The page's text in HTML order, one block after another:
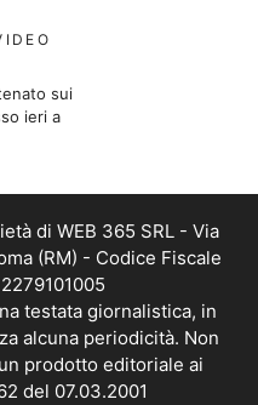
sui
ieri a
di WEB 365 SRL - Via
(RM) - Codice Fiscale
testata giornalistica, in
alcuna periodicità. Non
prodotto editoriale ai
del 07.03.2001